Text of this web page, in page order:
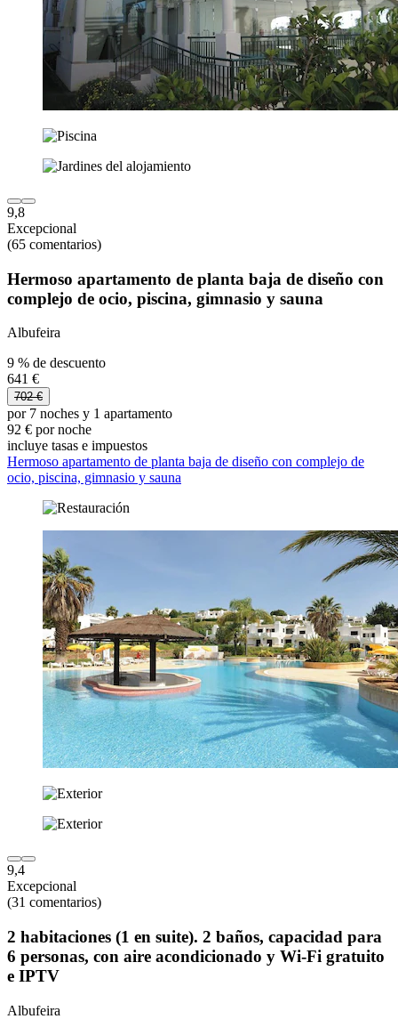
9,8
Excepcional
(65 comentarios)
Hermoso apartamento de planta baja de diseño con
complejo de ocio, piscina, gimnasio y sauna
Albufeira
9 % de descuento
641 €
702 €
por 7 noches y 1 apartamento
92 € por noche
incluye tasas e impuestos
Hermoso apartamento de planta baja de diseño con complejo de
ocio, piscina, gimnasio y sauna
9,4
Excepcional
(31 comentarios)
2 habitaciones (1 en suite). 2 baños, capacidad para
6 personas, con aire acondicionado y Wi-Fi gratuito
e IPTV
Albufeira